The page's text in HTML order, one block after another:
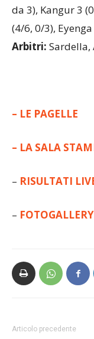
da 3), Kangur 3
(4/6, 0/3),
Arbitri: Sardella,
– LE PAGELLE
– LA SALA
– RISULTATI
– FOTOGALLERY
Articolo precedente